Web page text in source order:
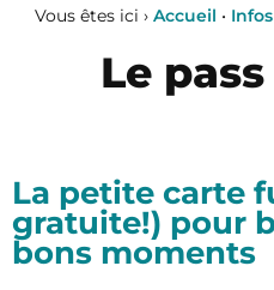
Vous êtes ici › Accueil •
Le
La petite carte
gratuite!) pour
bons moments